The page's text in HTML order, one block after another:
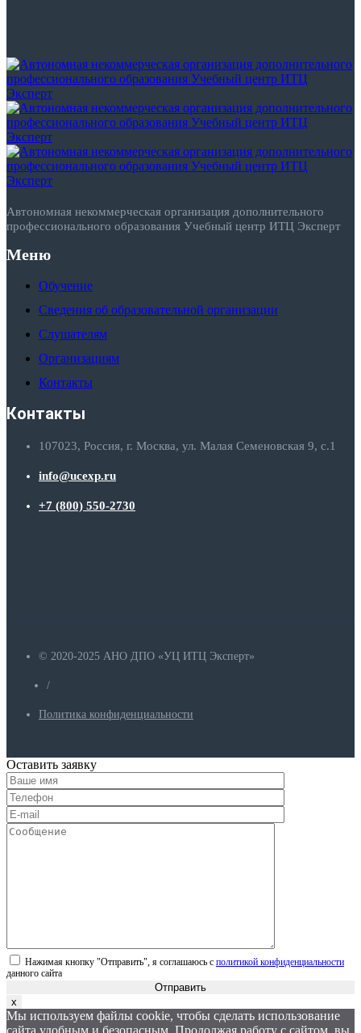
Автономная некоммерческая организация дополнительного
профессионального образования Учебный центр ИТЦ Эксперт
Меню
Обучение
Сведения об образовательной организации
Слушателям
Организациям
Контакты
Контакты
107023, Россия, г. Москва, ул. Малая Семеновская 9, с.1
info@ucexp.ru
+7 (800) 550-2730
© 2020-2025 АНО ДПО «УЦ ИТЦ Эксперт»
/
Политика конфиденциальности
Оставить заявку
Нажимая кнопку "Отправить", я соглашаюсь с политикой конфиденциальности
данного сайта
Отправить
x
Мы используем файлы cookie, чтобы сделать использование
сайта удобным и безопасным. Продолжая работу с сайтом, вы